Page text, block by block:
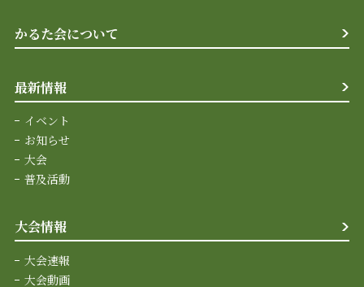
かるた会について
最新情報
イベント
お知らせ
大会
普及活動
大会情報
大会速報
大会動画